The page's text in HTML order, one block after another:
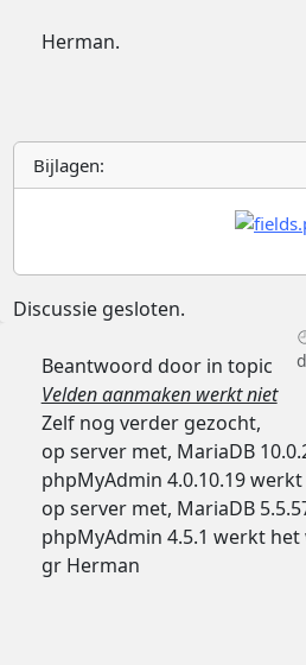
Herman.
Bijlagen:
Discussie gesloten.
Beantwoord door in topic
Velden aanmaken werkt niet
Zelf nog verder gezocht,
op server met, MariaDB
phpMyAdmin 4.0.10.19
op server met, MariaDB
phpMyAdmin 4.5.1 werkt het
gr Herman